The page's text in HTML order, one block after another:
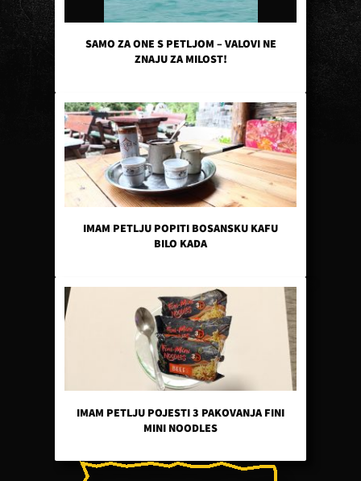
SAMO ZA ONE S PETLJOM – VALOVI NE
ZNAJU ZA MILOST!
IMAM PETLJU POPITI BOSANSKU KAFU
BILO KADA
IMAM PETLJU POJESTI 3 PAKOVANJA FINI
MINI NOODLES